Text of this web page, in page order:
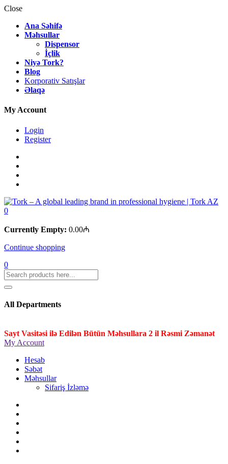
Close
Ana Səhifə
Məhsullar
Dispensor
İçlik
Niyə Tork?
Blog
Korporativ Satışlar
Əlaqə
My Account
Login
Register
0
Currently Empty: 0.00₼
Continue shopping
0
All Departments
Sayt Vasitəsi ilə Edilən Bütün Məhsullara 2 il Rəsmi Zəmanət
My Account
Hesab
Səbət
Məhsullar
Sifariş İzləmə